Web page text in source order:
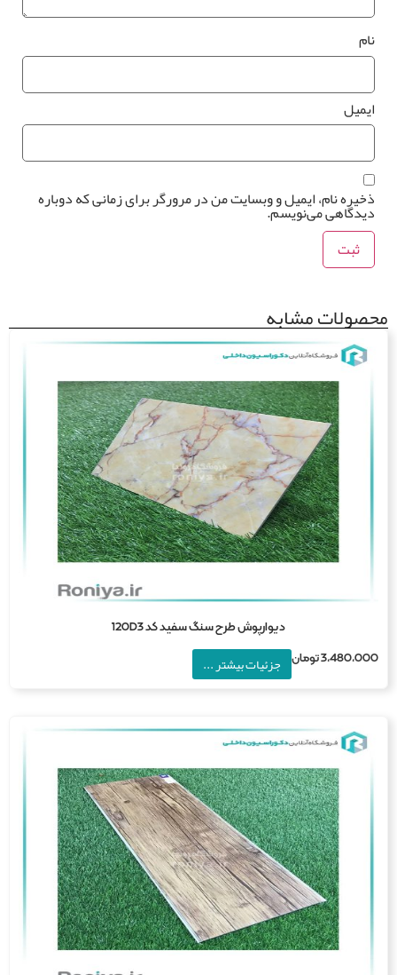
نام، ایمیل و وبسایت من در مرورگر برای زمانی که دوباره
می‌نویسم.
مشابه
دیوارپوش طرح سنگ سفید کد 120D3
تومان جزئیات بیشتر ...